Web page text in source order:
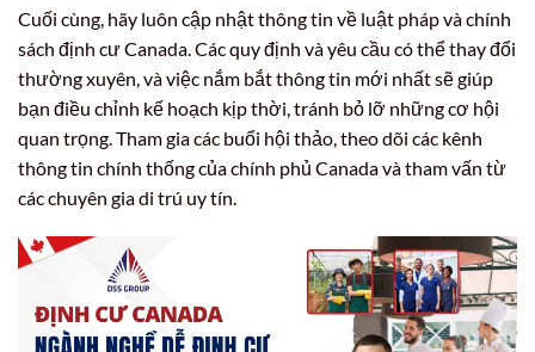
Cuối cùng, hãy luôn cập nhật thông tin về luật pháp và chính
sách định cư Canada. Các quy định và yêu cầu có thể thay đổi
thường xuyên, và việc nắm bắt thông tin mới nhất sẽ giúp
bạn điều chỉnh kế hoạch kịp thời, tránh bỏ lỡ những cơ hội
quan trọng. Tham gia các buổi hội thảo, theo dõi các kênh
thông tin chính thống của chính phủ Canada và tham vấn từ
các chuyên gia di trú uy tín.